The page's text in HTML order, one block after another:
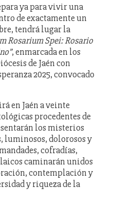
ya para vivir una
de exactamente un
tendrá lugar la
Rosarium Spei: Rosario
, enmarcada en los
de Jaén con
2025, convocado
en Jaén a veinte
procedentes de
los misterios
luminosos, dolorosos y
cofradías,
caminarán unidos
contemplación y
y riqueza de la